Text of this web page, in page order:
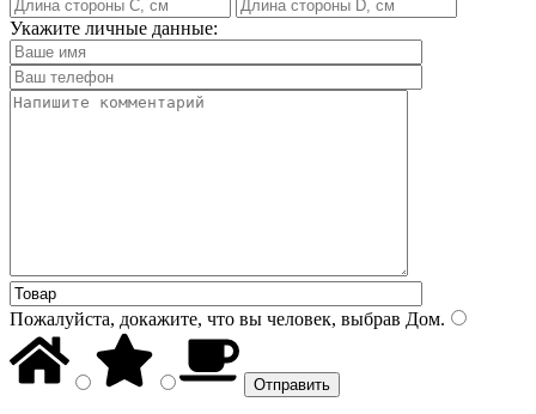
Укажите личные данные:
Пожалуйста, докажите, что вы человек, выбрав Дом.